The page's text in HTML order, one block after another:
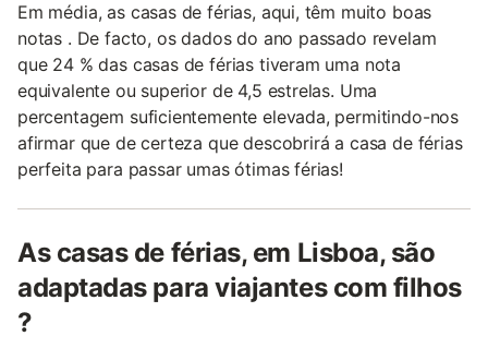
Em média, as casas de férias, aqui, têm muito boas
notas . De facto, os dados do ano passado revelam
que 24 % das casas de férias tiveram uma nota
equivalente ou superior de 4,5 estrelas. Uma
percentagem suficientemente elevada, permitindo-nos
afirmar que de certeza que descobrirá a casa de férias
perfeita para passar umas ótimas férias!
As casas de férias, em Lisboa, são
adaptadas para viajantes com filhos
?